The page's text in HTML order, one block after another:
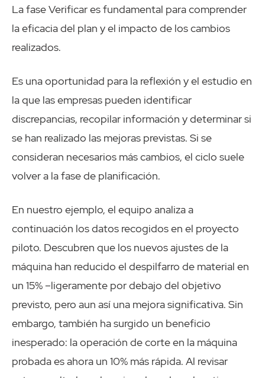
La fase Verificar es fundamental para comprender
la eficacia del plan y el impacto de los cambios
realizados.
Es una oportunidad para la reflexión y el estudio en
la que las empresas pueden identificar
discrepancias, recopilar información y determinar si
se han realizado las mejoras previstas. Si se
consideran necesarios más cambios, el ciclo suele
volver a la fase de planificación.
En nuestro ejemplo, el equipo analiza a
continuación los datos recogidos en el proyecto
piloto. Descubren que los nuevos ajustes de la
máquina han reducido el despilfarro de material en
un 15% –ligeramente por debajo del objetivo
previsto, pero aun así una mejora significativa. Sin
embargo, también ha surgido un beneficio
inesperado: la operación de corte en la máquina
probada es ahora un 10% más rápida. Al revisar